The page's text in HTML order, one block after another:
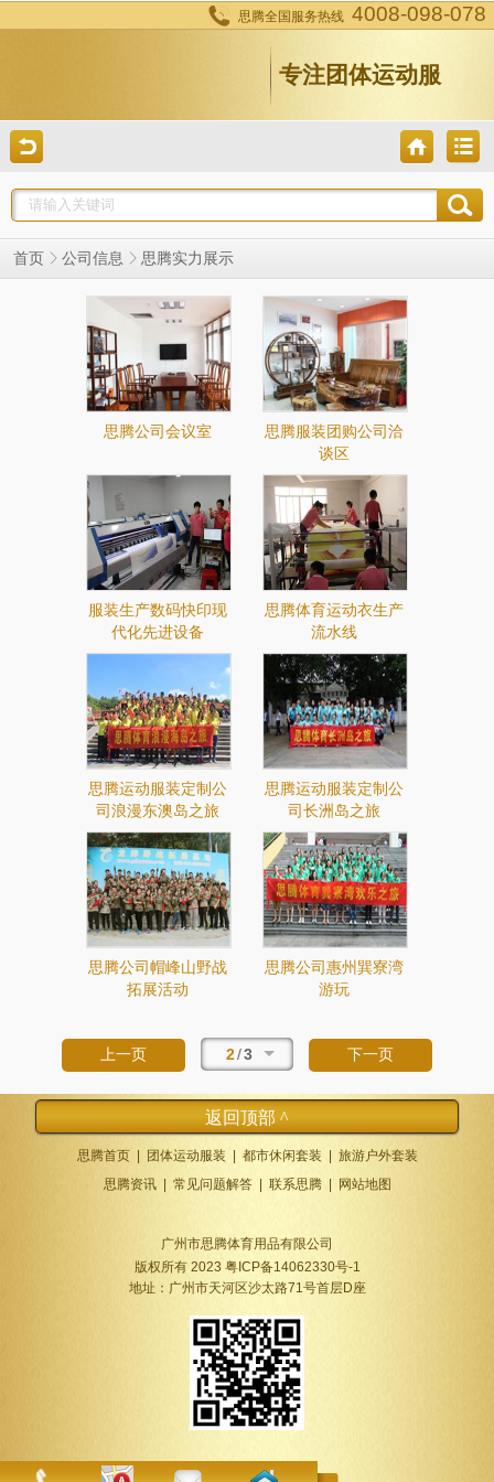
思腾全国服务热线 4008-098-078
专注团体运动服
首页 公司信息 思腾实力展示
思腾公司会议室
思腾服装团购公司洽
谈区
服装生产数码快印现
代化先进设备
思腾体育运动衣生产
流水线
思腾运动服装定制公
司浪漫东澳岛之旅
思腾运动服装定制公
司长洲岛之旅
思腾公司帽峰山野战
拓展活动
思腾公司惠州巽寮湾
游玩
上一页 2/3 下一页
返回顶部 ^
思腾首页 团体运动服装 都市休闲套装
旅游户外套装
思腾资讯
常见问题解答 联系思腾 网站地图
广州市思腾体育用品有限公司
版权所有 2023 粤ICP备14062330号-1
地址：广州市天河区沙太路71号首层D座